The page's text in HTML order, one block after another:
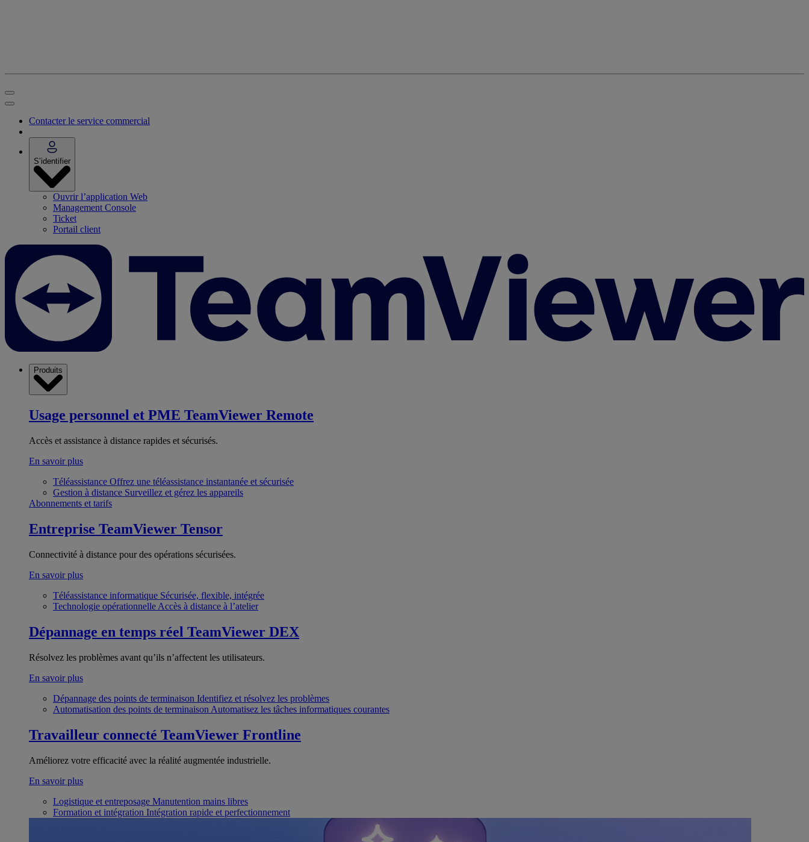
Contacter le service commercial
S’identifier
Ouvrir l’application Web
Management Console
Ticket
Portail client
Produits
Usage personnel et PME TeamViewer Remote
Accès et assistance à distance rapides et sécurisés.
En savoir plus
Téléassistance Offrez une téléassistance instantanée et sécurisée
Gestion à distance Surveillez et gérez les appareils
Abonnements et tarifs
Entreprise TeamViewer Tensor
Connectivité à distance pour des opérations sécurisées.
En savoir plus
Téléassistance informatique Sécurisée, flexible, intégrée
Technologie opérationnelle Accès à distance à l’atelier
Dépannage en temps réel TeamViewer DEX
Résolvez les problèmes avant qu’ils n’affectent les utilisateurs.
En savoir plus
Dépannage des points de terminaison Identifiez et résolvez les problèmes
Automatisation des points de terminaison Automatisez les tâches informatiques courantes
Travailleur connecté TeamViewer Frontline
Améliorez votre efficacité avec la réalité augmentée industrielle.
En savoir plus
Logistique et entreposage Manutention mains libres
Formation et intégration Intégration rapide et perfectionnement